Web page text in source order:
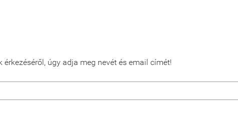
úgy adja meg nevét és email címét!